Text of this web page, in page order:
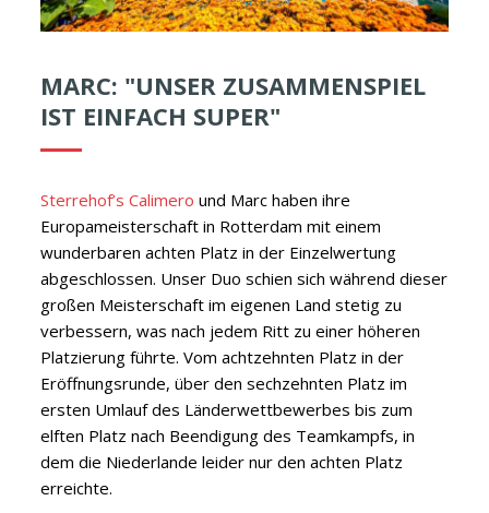
MARC: "UNSER ZUSAMMENSPIEL
IST EINFACH SUPER"
Sterrehof’s Calimero und Marc haben ihre
Europameisterschaft in Rotterdam mit einem
wunderbaren achten Platz in der Einzelwertung
abgeschlossen. Unser Duo schien sich während dieser
großen Meisterschaft im eigenen Land stetig zu
verbessern, was nach jedem Ritt zu einer höheren
Platzierung führte. Vom achtzehnten Platz in der
Eröffnungsrunde, über den sechzehnten Platz im
ersten Umlauf des Länderwettbewerbes bis zum
elften Platz nach Beendigung des Teamkampfs, in
dem die Niederlande leider nur den achten Platz
erreichte.